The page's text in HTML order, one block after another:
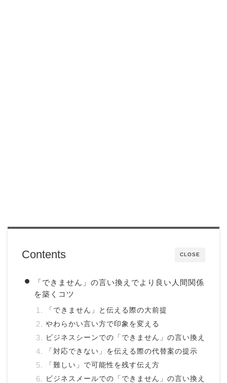
CLOSE
Contents
「できません」の言い換えでより良い人間関係
を築くコツ
「できません」と伝える際の大前提
やわらかい言い方で印象を変える
ビジネスシーンでの「できません」の言い換え
「対応できない」を伝える際の代替案の提示
「難しい」で可能性を残す伝え方
ビジネスメールでの「できません」の言い換え